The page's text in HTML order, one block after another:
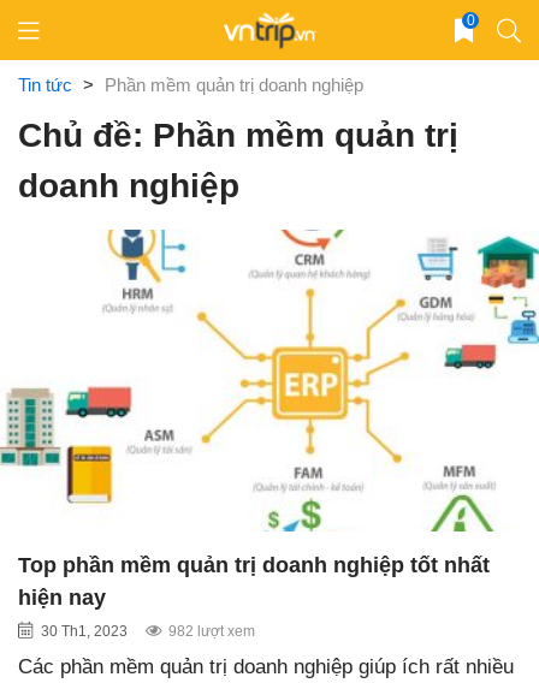
content
0
Tin tức > Phần mềm quản trị doanh nghiệp
Chủ đề: Phần mềm quản trị
doanh nghiệp
Top phần mềm quản trị doanh nghiệp tốt nhất
hiện nay
30 Th1, 2023 982 lượt xem
Các phần mềm quản trị doanh nghiệp giúp ích rất nhiều